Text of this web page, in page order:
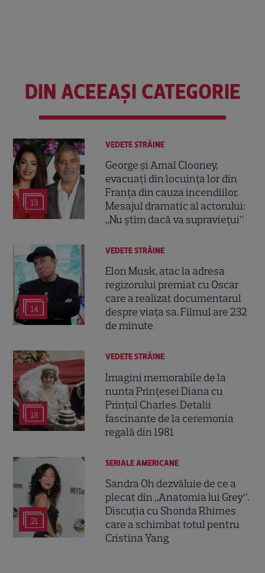
DIN ACEEAȘI CATEGORIE
13
VEDETE STRĂINE
George și Amal Clooney,
evacuați din locuința lor din
Franța din cauza incendiilor.
Mesajul dramatic al actorului:
„Nu știm dacă va supraviețui”
14
VEDETE STRĂINE
Elon Musk, atac la adresa
regizorului premiat cu Oscar
care a realizat documentarul
despre viața sa. Filmul are 232
de minute
18
VEDETE STRĂINE
Imagini memorabile de la
nunta Prințesei Diana cu
Prințul Charles. Detalii
fascinante de la ceremonia
regală din 1981
21
SERIALE AMERICANE
Sandra Oh dezvăluie de ce a
plecat din „Anatomia lui Grey”.
Discuția cu Shonda Rhimes
care a schimbat totul pentru
Cristina Yang